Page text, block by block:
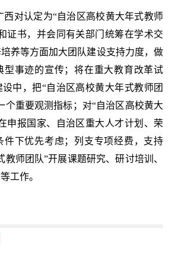
西对认定为“自治区高校黄大年式教师
证书，并会同有关部门统筹在学术交
养等方面加大团队建设支持力度，做
型事迹的宣传；将在重大教育改革试
中，把“自治区高校黄大年式教师团
个重要观测指标；对“自治区高校黄大
申报国家、自治区重大人才计划、荣
件下优先考虑；列支专项经费，支持
教师团队”开展课题研究、研讨培训、
工作。